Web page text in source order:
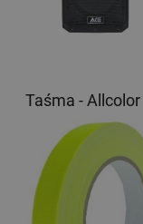
Taśma - Allcolor